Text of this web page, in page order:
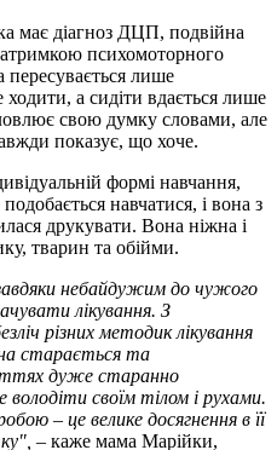
має діагноз ДЦП, подвійна
психомоторного
пересувається лише
а сидіти вдається лише
свою думку словами, але
показує, що хоче.
формі навчання,
навчатися, і вона з
друкувати. Вона ніжна і
тварин та обійми.
небайдужим до чужого
лікування. З
різних методик лікування
старається та
дуже старанно
своїм тілом і рухами.
– це велике досягнення в її
– каже мама Марійки,